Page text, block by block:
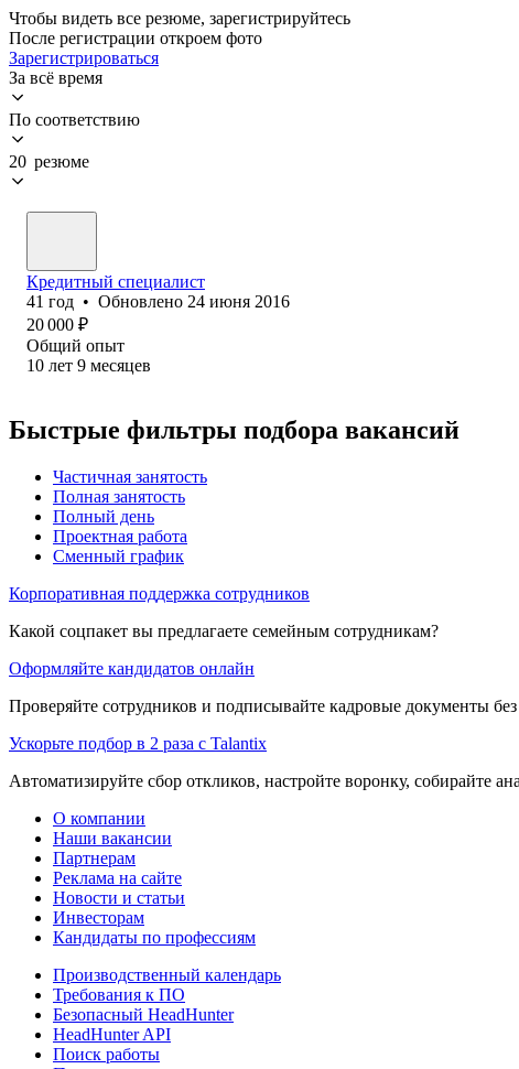
Чтобы видеть все резюме, зарегистрируйтесь
После регистрации откроем фото
Зарегистрироваться
За всё время
По соответствию
20 резюме
Кредитный специалист
41 год • Обновлено 24 июня 2016
20 000 ₽
Общий опыт
10 лет 9 месяцев
Быстрые фильтры подбора вакансий
Частичная занятость
Полная занятость
Полный день
Проектная работа
Сменный график
Корпоративная поддержка сотрудников
Какой соцпакет вы предлагаете семейным сотрудникам?
Оформляйте кандидатов онлайн
Проверяйте сотрудников и подписывайте кадровые документы
Ускорьте подбор в 2 раза с Talantix
Автоматизируйте сбор откликов, настройте воронку, собирайте
О компании
Наши вакансии
Партнерам
Реклама на сайте
Новости и статьи
Инвесторам
Кандидаты по профессиям
Производственный календарь
Требования к ПО
Безопасный HeadHunter
HeadHunter API
Поиск работы